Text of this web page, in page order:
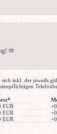
🫶
inkl. der jeweils
EUR
EUR
EUR